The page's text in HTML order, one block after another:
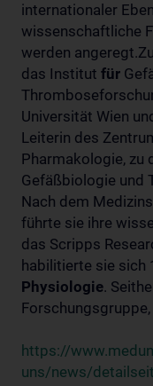
internationaler
wissenschaftliche
werden
das Institut für
Universität Wien
Leiterin des
Pharmakologie, zu
Gefäßbiologie und
Nach dem
führte sie ihre
das Scripps
habilitierte sie sich
Physiologie.
https://
uns/news/